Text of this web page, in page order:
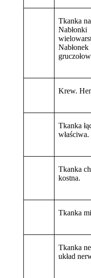
Tkanka
Nabłonki
Nabłonek
Krew.
Tkanka
właściwa.
Tkanka
kostna.
Tkanka
Tkanka
układ